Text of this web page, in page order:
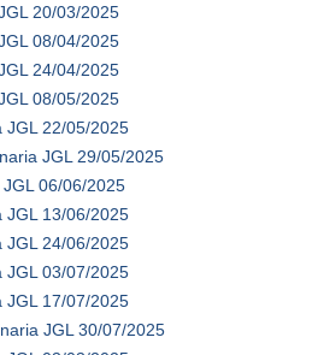
20/03/2025
08/04/2025
24/04/2025
08/05/2025
JGL 22/05/2025
JGL 29/05/2025
06/06/2025
JGL 13/06/2025
JGL 24/06/2025
JGL 03/07/2025
JGL 17/07/2025
JGL 30/07/2025